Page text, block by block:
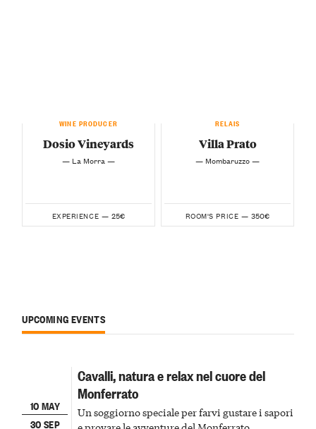
WINE PRODUCER
Dosio Vineyards
— La Morra —
EXPERIENCE — 25€
RELAIS
Villa Prato
— Mombaruzzo —
ROOM'S PRICE — 350€
UPCOMING EVENTS
10 MAY
30 SEP
Cavalli, natura e relax nel cuore del
Monferrato
Un soggiorno speciale per farvi gustare i sapori